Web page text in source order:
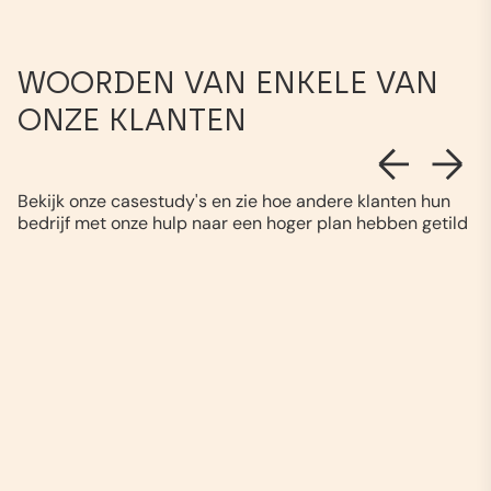
WOORDEN VAN ENKELE VAN
ONZE KLANTEN
Bekijk onze casestudy's en zie hoe andere klanten hun
bedrijf met onze hulp naar een hoger plan hebben getild